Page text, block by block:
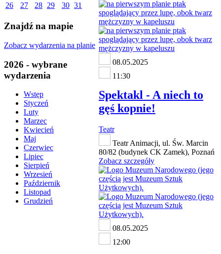
26
27 28 29 30 31
Znajdź na mapie
Zobacz wydarzenia na planie
2026 - wybrane
wydarzenia
Wstęp
Styczeń
Luty
Marzec
Kwiecień
Maj
Czerwiec
Lipiec
Sierpień
Wrzesień
Październik
Listopad
Grudzień
08.05.2025
11:30
Spektakl - A niech to
gęś kopnie!
Teatr
Teatr Animacji, ul. Św. Marcin
80/82 (budynek CK Zamek), Poznań
Zobacz szczegóły
08.05.2025
12:00